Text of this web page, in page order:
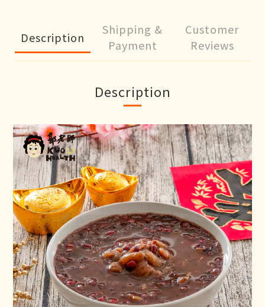
Description
Shipping &
Payment
Customer
Reviews
Description